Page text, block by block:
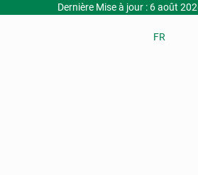
Dernière Mise à jour : 6 août
FR